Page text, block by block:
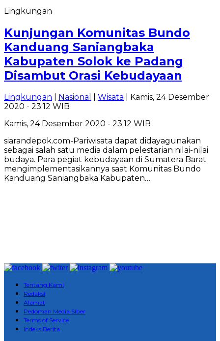
Lingkungan
Kunjungan Komunitas Bundo
Kanduang Saniangbaka
Kabupaten Solok ke Padang
Disambut Orasi Kebudayaan
Lingkungan Nasional Wisata | Kamis, 24 Desember
2020 - 23:12 WIB
Kamis, 24 Desember 2020 - 23:12 WIB
siarandepok.com-Pariwisata dapat didayagunakan
sebagai salah satu media dalam pelestarian nilai-nilai
budaya. Para pegiat kebudayaan di Sumatera Barat
mengimplementasikannya saat Komunitas Bundo
Kanduang Saniangbaka Kabupaten…
Tentang Kami
Redaksi
Alamat
Pedoman Media Siber
Terms of Service
Indeks Berita